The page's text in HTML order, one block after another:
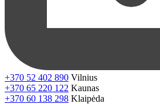
+370 52 402 890 Vilnius
+370 65 220 122 Kaunas
+370 60 138 298 Klaipėda